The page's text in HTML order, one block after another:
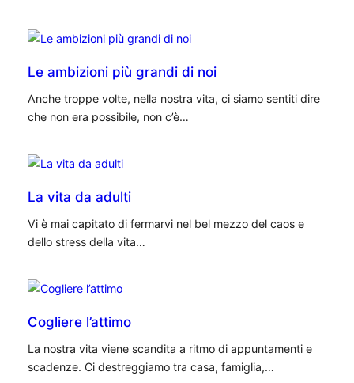
Le ambizioni più grandi di noi
Anche troppe volte, nella nostra vita, ci siamo sentiti dire
che non era possibile, non c’è…
La vita da adulti
Vi è mai capitato di fermarvi nel bel mezzo del caos e
dello stress della vita…
Cogliere l’attimo
La nostra vita viene scandita a ritmo di appuntamenti e
scadenze. Ci destreggiamo tra casa, famiglia,…